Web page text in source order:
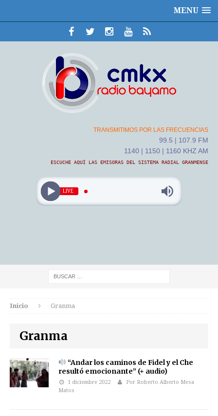
MENU
TRANSMITIMOS POR LAS FRECUENCIAS
99.5 | 107.9 FM
1140 | 1150 | 1160 KHZ AM
ESCUCHE AQUÍ LAS EMISORAS DEL SISTEMA RADIAL GRANMENSE
LIVE
Inicio Granma
Granma
“Andar los caminos de Fidel y el Che
resultó emocionante” (+ audio)
1 diciembre 2022
Por Roberto Alberto Mesa
Matos